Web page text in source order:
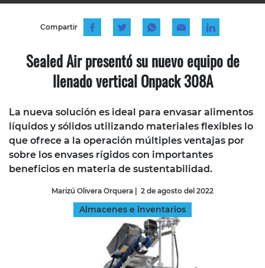
Compartir
Sealed Air presentó su nuevo equipo de
llenado vertical Onpack 308A
La nueva solución es ideal para envasar alimentos
líquidos y sólidos utilizando materiales flexibles lo
que ofrece a la operación múltiples ventajas por
sobre los envases rígidos con importantes
beneficios en materia de sustentabilidad.
Marizú Olivera Orquera | 2 de agosto del 2022
Almacenes e inventarios